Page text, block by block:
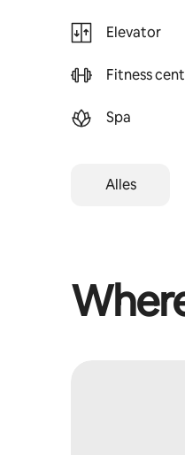
Elevator
Fitness
Spa
Alles